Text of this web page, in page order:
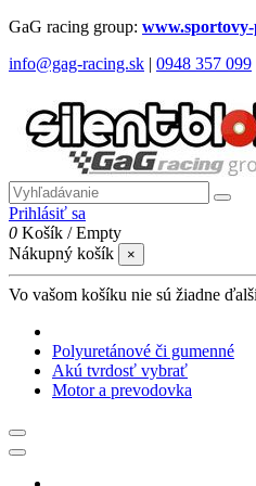
GaG racing group:
info@gag-racing.sk | 0948 357 099
Prihlásiť sa
0 Košík /Empty
Nákupný košík
×
Vo vašom košíku nie sú žiadne
Polyuretánové či gumenné
Akú tvrdosť vybrať
Motor a prevodovka